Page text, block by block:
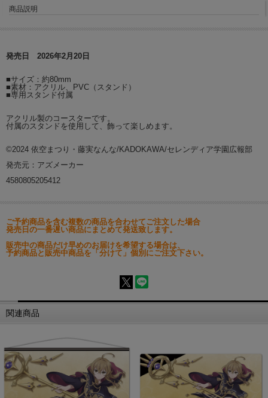
商品説明
発売日 2026年2月20日
■サイズ：約80mm
■素材：アクリル、PVC（スタンド）
■専用スタンド付属
アクリル製のコースターです。
付属のスタンドを使用して、飾って楽しめます。
©2024 依空まつり・藤実なんな/KADOKAWA/セレンディア学園広報部
発売元：アズメーカー
4580805205412
ご予約商品を含む複数の商品を合わせてご注文した場合
発売日の一番遅い商品にまとめて発送致します。
販売中の商品だけ早めのお届けを希望する場合は、
予約商品と販売中商品を「分けて」個別にご注文下さい。
関連商品